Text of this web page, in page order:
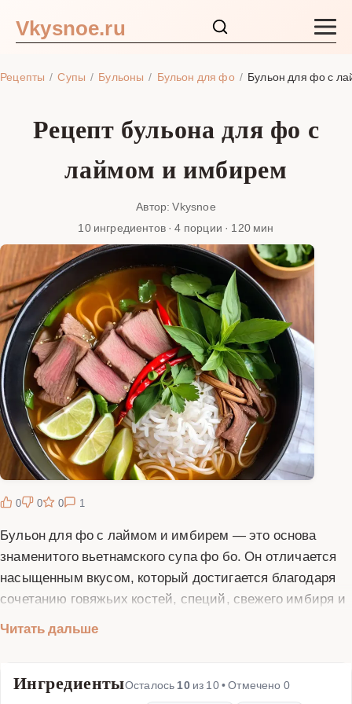
Vkysnoe.ru
Рецепты Супы Бульоны Бульон для фо Бульон для фо с
Рецепт бульона для фо с
лаймом и имбирем
Автор: Vkysnoe
10 ингредиентов · 4 порции · 120 мин
0 0 0 1
Бульон для фо с лаймом и имбирем — это основа
знаменитого вьетнамского супа фо бо. Он отличается
насыщенным вкусом, который достигается благодаря
сочетанию говяжьих костей, специй, свежего имбиря и
чтобы все ингредиенты успели отдать свой аромат и
эффект, а лайм добавляет свежесть и кислинку,
Читать дальше
ИнгредиентыОсталось 10из 10• Отмечено 0